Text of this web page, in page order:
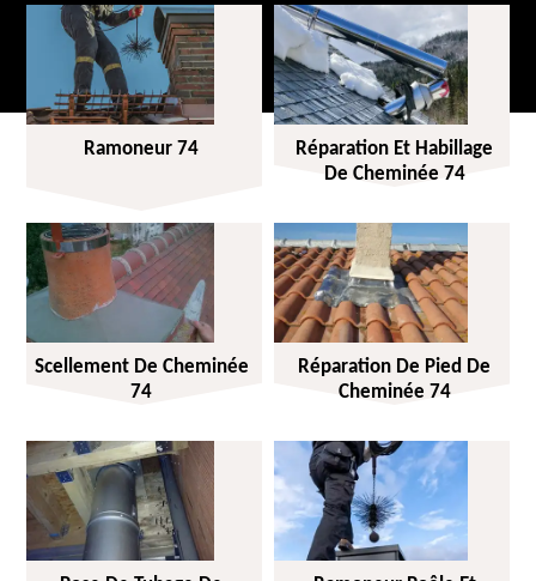
Ramoneur 74
Réparation Et Habillage
De Cheminée 74
Scellement De Cheminée
74
Réparation De Pied De
Cheminée 74